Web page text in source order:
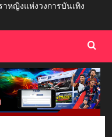
าหญิงแห่งวงการบันเทิง